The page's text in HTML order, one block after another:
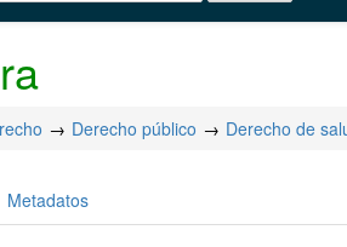
Derecho público Derecho de
Metadatos